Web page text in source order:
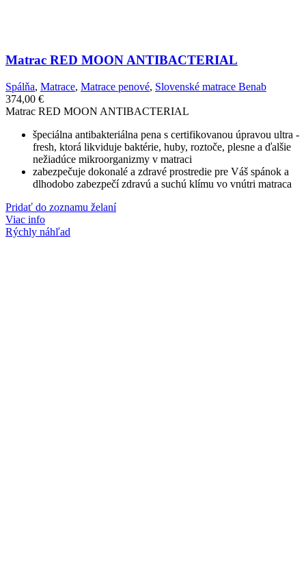
Matrac RED MOON ANTIBACTERIAL
Spálňa, Matrace, Matrace penové, Slovenské matrace Benab
374,00 €
Matrac RED MOON ANTIBACTERIAL
špeciálna antibakteriálna pena s certifikovanou úpravou ultra -
fresh, ktorá likviduje baktérie, huby, roztoče, plesne a ďalšie
nežiadúce mikroorganizmy v matraci
zabezpečuje dokonalé a zdravé prostredie pre Váš spánok a
dlhodobo zabezpečí zdravú a suchú klímu vo vnútri matraca
Pridať do zoznamu želaní
Viac info
Rýchly náhľad